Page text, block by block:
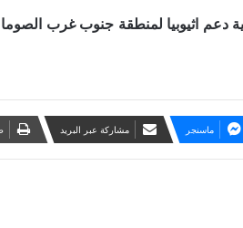
دعم اثيوبيا لمنطقة جنوب غرب
ماسنجر مشاركة عبر البريد